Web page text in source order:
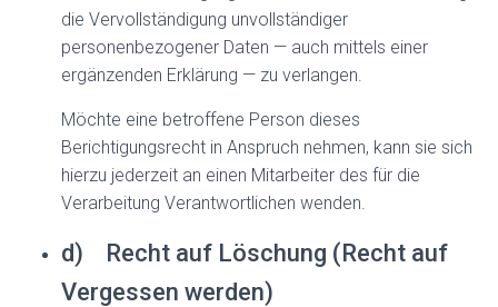
die Vervollständigung unvollständiger
personenbezogener Daten — auch mittels einer
ergänzenden Erklärung — zu verlangen.
Möchte eine betroffene Person dieses
Berichtigungsrecht in Anspruch nehmen, kann sie sich
hierzu jederzeit an einen Mitarbeiter des für die
Verarbeitung Verantwortlichen wenden.
d) Recht auf Löschung (Recht auf
Vergessen werden)